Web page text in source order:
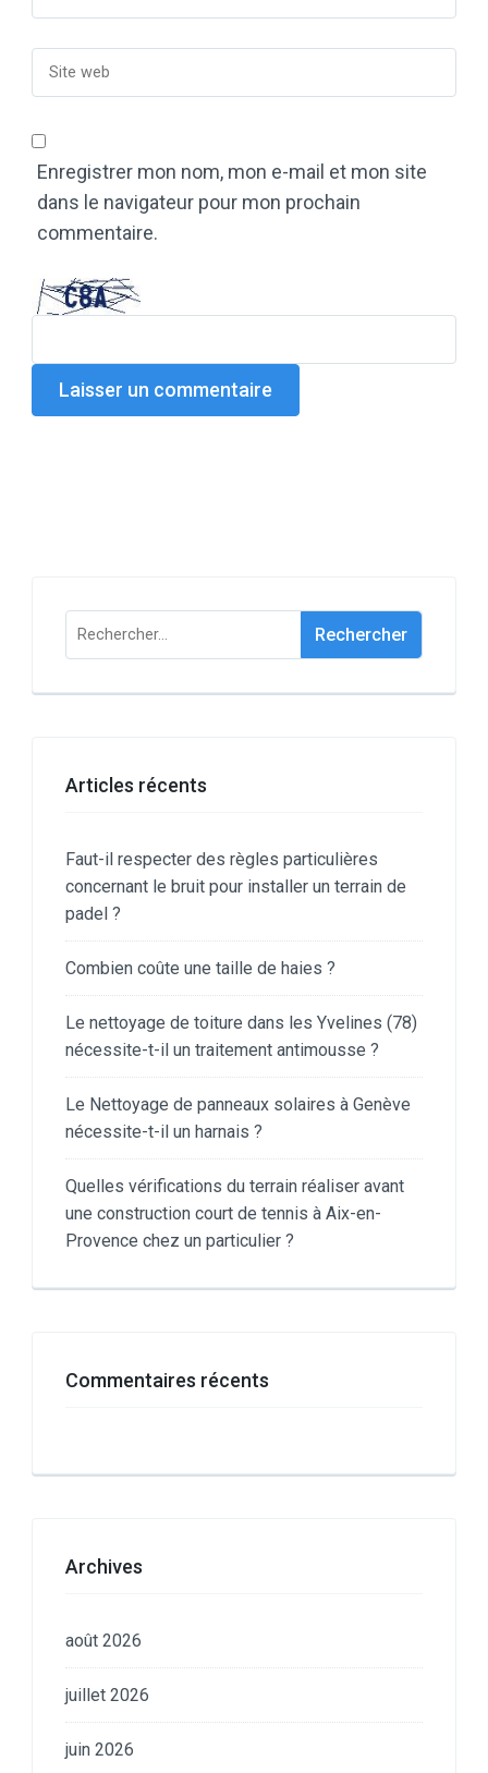
Enregistrer mon nom, mon e-mail et mon site
dans le navigateur pour mon prochain
commentaire.
Rechercher :
Articles récents
Faut-il respecter des règles particulières
concernant le bruit pour installer un terrain de
padel ?
Combien coûte une taille de haies ?
Le nettoyage de toiture dans les Yvelines (78)
nécessite-t-il un traitement antimousse ?
Le Nettoyage de panneaux solaires à Genève
nécessite-t-il un harnais ?
Quelles vérifications du terrain réaliser avant
une construction court de tennis à Aix-en-
Provence chez un particulier ?
Commentaires récents
Archives
août 2026
juillet 2026
juin 2026